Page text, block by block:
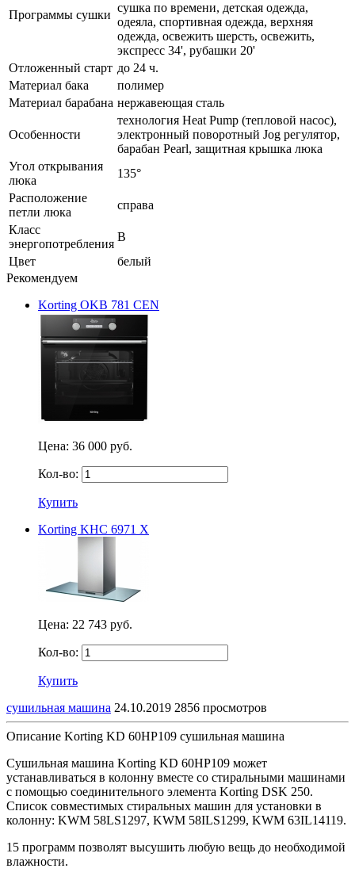
Программы сушки
сушка по времени, детская одежда,
одеяла, спортивная одежда, верхняя
одежда, освежить шерсть, освежить,
экспресс 34', рубашки 20'
Отложенный старт до 24 ч.
Материал бака
полимер
Материал барабана нержавеющая сталь
Особенности
технология Heat Pump (тепловой насос),
электронный поворотный Jog регулятор,
барабан Pearl, защитная крышка люка
Угол открывания
люка
135°
Расположение
петли люка
справа
Класс
энергопотребления
В
Цвет
белый
Рекомендуем
Korting OKB 781 СEN
Цена: 36 000 руб.
Кол-во:
Купить
Korting KHC 6971 X
Цена: 22 743 руб.
Кол-во:
Купить
сушильная машина 24.10.2019 2856 просмотров
Описание Korting KD 60HP109 сушильная машина
Сушильная машина Korting KD 60HP109 может
устанавливаться в колонну вместе со стиральными машинами
с помощью соединительного элемента Korting DSK 250.
Список совместимых стиральных машин для установки в
колонну: KWM 58LS1297, KWM 58ILS1299, KWM 63IL14119.
15 программ позволят высушить любую вещь до необходимой
влажности.